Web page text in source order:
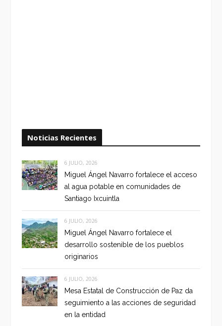
Noticias Recientes
6 JULIO, 2026
Miguel Ángel Navarro fortalece el acceso
al agua potable en comunidades de
Santiago Ixcuintla
6 JULIO, 2026
Miguel Ángel Navarro fortalece el
desarrollo sostenible de los pueblos
originarios
6 JULIO, 2026
Mesa Estatal de Construcción de Paz da
seguimiento a las acciones de seguridad
en la entidad